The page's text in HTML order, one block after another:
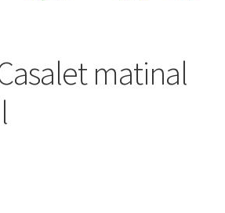
matinal